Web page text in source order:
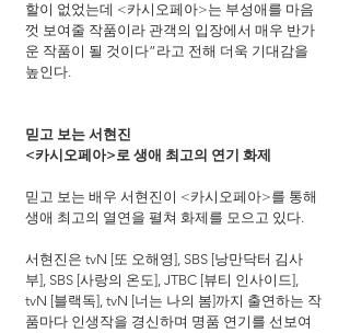
할이 없었는데 <카시오페아>는 부성애를 마음
껏 보여줄 작품이라 관객의 입장에서 매우 반가
운 작품이 될 것이다”라고 전해 더욱 기대감을
높인다.
믿고 보는 서현진
<카시오페아>로 생애 최고의 연기 화제
믿고 보는 배우 서현진이 <카시오페아>를 통해
생애 최고의 열연을 펼쳐 화제를 모으고 있다.
서현진은 tvN [또 오해영], SBS [낭만닥터 김사
부], SBS [사랑의 온도], JTBC [뷰티 인사이드],
tvN [블랙독], tvN [너는 나의 봄]까지 출연하는 작
품마다 인생작을 경신하며 명품 연기를 선보여